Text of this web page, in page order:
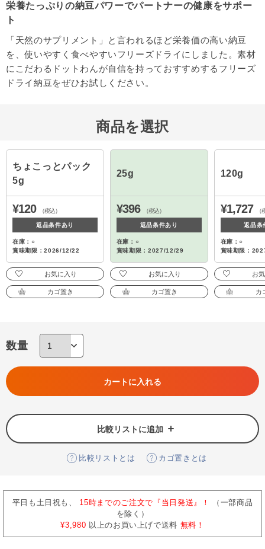
栄養たっぷりの納豆パワーでパートナーの健康をサポー
ト
「天然のサプリメント」と言われるほど栄養価の高い納豆
を、使いやすく食べやすいフリーズドライにしました。素材
にこだわるドットわんが自信を持っておすすめするフリーズ
ドライ納豆をぜひお試しください。
商品を選択
ちょこっとパック
5g
¥120 （税込）
返品条件あり
在庫：○
賞味期限：2026/12/22
お気に入り
カゴ置き
25g
¥396 （税込）
返品条件あり
在庫：○
賞味期限：2027/12/29
お気に入り
カゴ置き
120g
¥1,727 （
返品条
在庫：○
賞味期限：
お
カ
数量
カートに入れる
比較リストに追加
比較リストとは カゴ置きとは
平日も土日祝も、 15時までのご注文で『当日発送』！
（一部商品
を除く）
¥3,980 以上のお買い上げで送料 無料！